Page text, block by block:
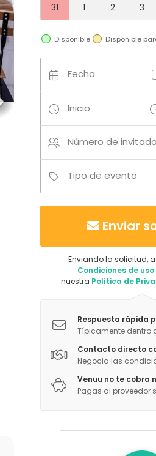
31
1 2 3
Disponible Disponible
Fecha
Inicio
Número de
Tipo de evento
Enviar
Enviando la solicitud,
Condiciones de uso
nuestra Política de
Respuesta rápida
Típicamente dentro
Contacto directo
Negocia las
Venuu no te cobra
Pagas al proveedor